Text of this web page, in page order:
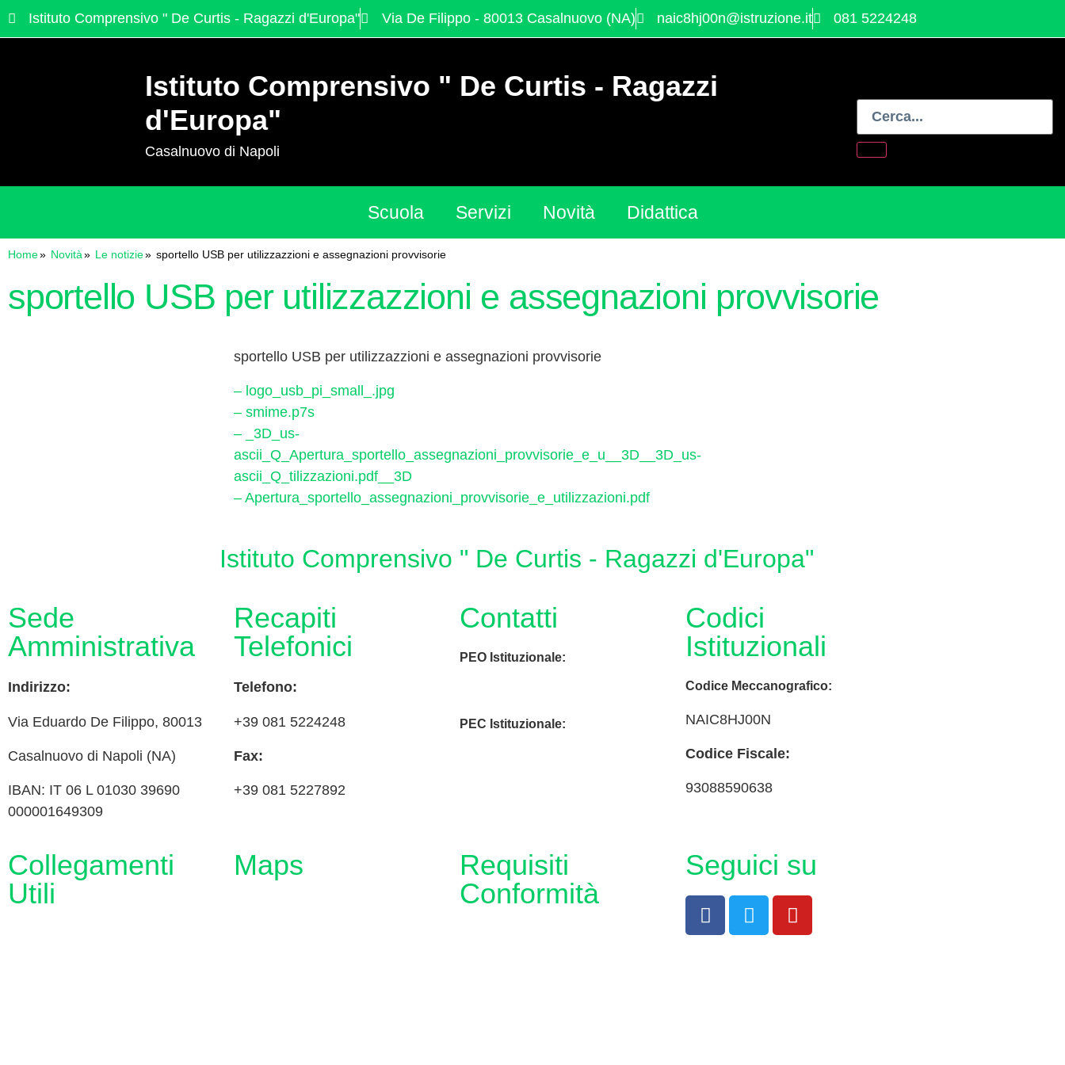
Istituto Comprensivo " De Curtis - Ragazzi d'Europa" Via De Filippo - 80013 Casalnuovo (NA) naic8hj00n@istruzione.it 081 5224248
Istituto Comprensivo " De Curtis - Ragazzi
d'Europa"
Casalnuovo di Napoli
Scuola Servizi Novità Didattica
Home Novità Le notizie sportello USB per utilizzazzioni e assegnazioni provvisorie
sportello USB per utilizzazzioni e assegnazioni provvisorie
sportello USB per utilizzazzioni e assegnazioni provvisorie
– logo_usb_pi_small_.jpg
– smime.p7s
– _3D_us-
ascii_Q_Apertura_sportello_assegnazioni_provvisorie_e_u__3D__3D_us-
ascii_Q_tilizzazioni.pdf__3D
– Apertura_sportello_assegnazioni_provvisorie_e_utilizzazioni.pdf
Istituto Comprensivo " De Curtis - Ragazzi d'Europa"
Sede
Amministrativa
Indirizzo:
Via Eduardo De Filippo, 80013
Casalnuovo di Napoli (NA)
IBAN: IT 06 L 01030 39690
000001649309
Recapiti
Telefonici
Telefono:
+39 081 5224248
Fax:
+39 081 5227892
Contatti
PEO Istituzionale:
PEC Istituzionale:
Codici
Istituzionali
Codice Meccanografico:
NAIC8HJ00N
Codice Fiscale:
93088590638
Collegamenti
Utili
Maps
Requisiti
Conformità
Seguici su